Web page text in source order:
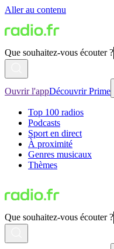
Aller au contenu
Que souhaitez-vous écouter ?
Ouvrir l'appDécouvrir Prime
Top 100 radios
Podcasts
Sport en direct
À proximité
Genres musicaux
Thèmes
Que souhaitez-vous écouter ?